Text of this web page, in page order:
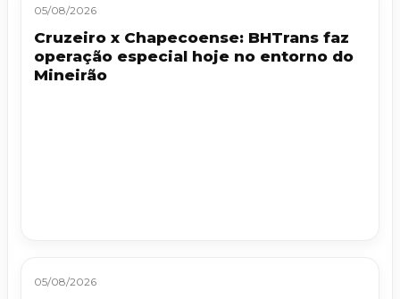
05/08/2026
Cruzeiro x Chapecoense: BHTrans faz
operação especial hoje no entorno do
Mineirão
05/08/2026